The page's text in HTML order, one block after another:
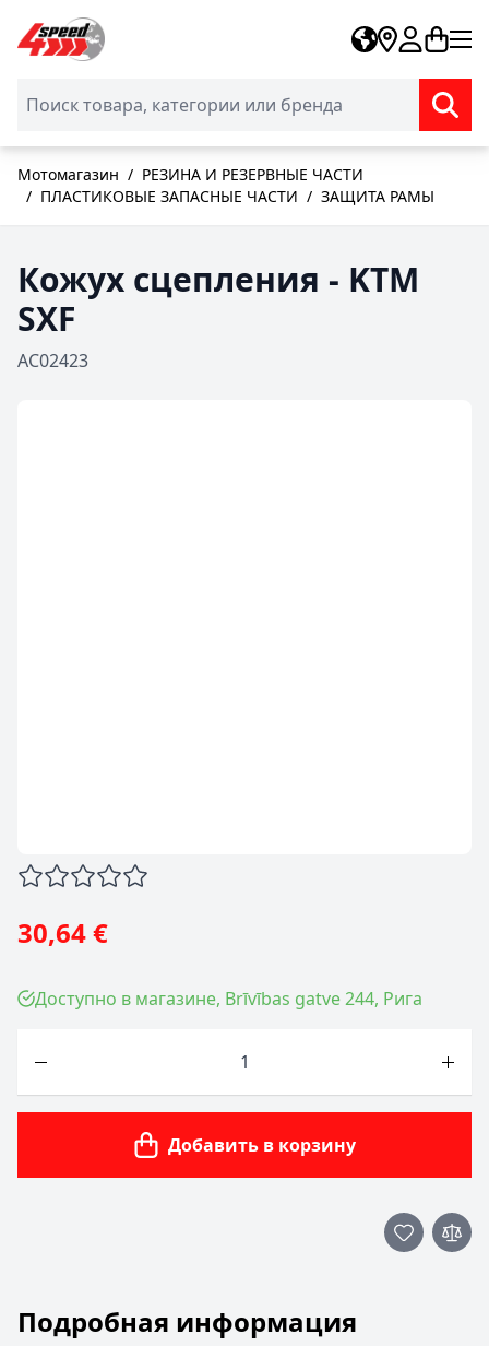
Skip to Content
Мотомагазин / РЕЗИНА И РЕЗЕРВНЫЕ ЧАСТИ
/ ПЛАСТИКОВЫЕ ЗАПАСНЫЕ ЧАСТИ / ЗАЩИТА РАМЫ
Кожух сцепления - KTM
SXF
AC02423
30,64 €
Доступно в магазине, Brīvības gatve 244, Рига
Добавить в корзину
Подробная информация